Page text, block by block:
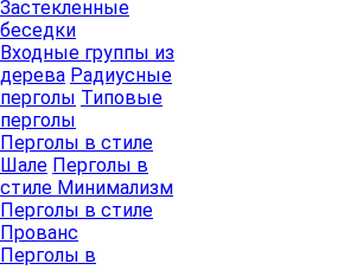
Застекленные
беседки
Входные группы из
дерева Радиусные
перголы Типовые
перголы
Перголы в стиле
Шале Перголы в
стиле Минимализм
Перголы в стиле
Прованс
Перголы в